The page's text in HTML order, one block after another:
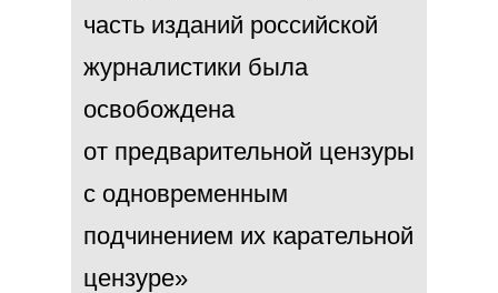
часть изданий российской
журналистики была
освобождена
от предварительной цензуры
с одновременным
подчинением их карательной
цензуре»